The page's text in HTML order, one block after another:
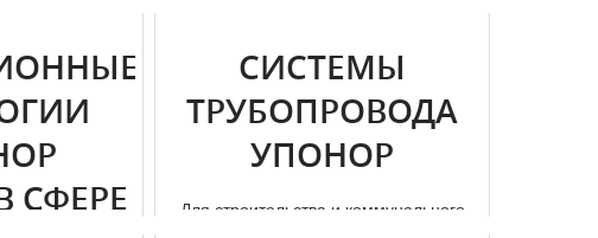
СФЕРЕ
СИСТЕМЫ
ТРУБОПРОВОДА
УПОНОР
Для строительства и коммунального